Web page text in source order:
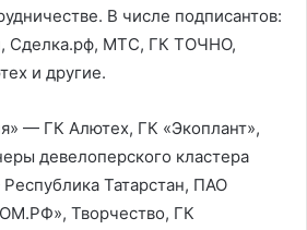
В числе подписантов:
Сделка.рф, МТС, ГК ТОЧНО,
и другие.
— ГК Алютех, ГК «Экоплант»,
девелоперского кластера
Татарстан, ПАО
Творчество, ГК